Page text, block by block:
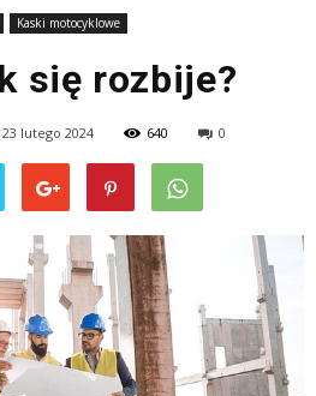
Kaski motocyklowe
się rozbije?
23 lutego 2024 640 0